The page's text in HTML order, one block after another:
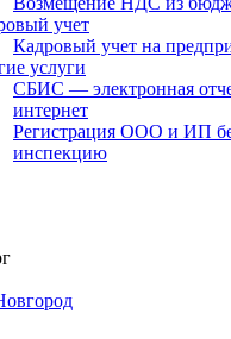
учет
Кадровый учет на
услуги
СБИС — электронная
интернет
Регистрация ООО и ИП
инспекцию